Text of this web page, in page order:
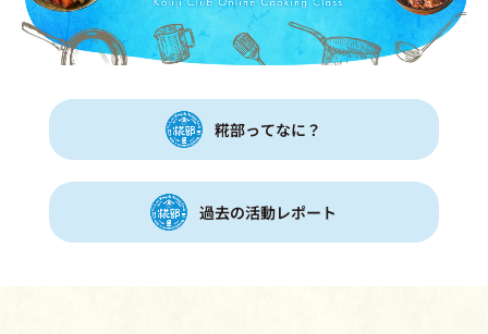
糀部ってなに？
過去の活動レポート